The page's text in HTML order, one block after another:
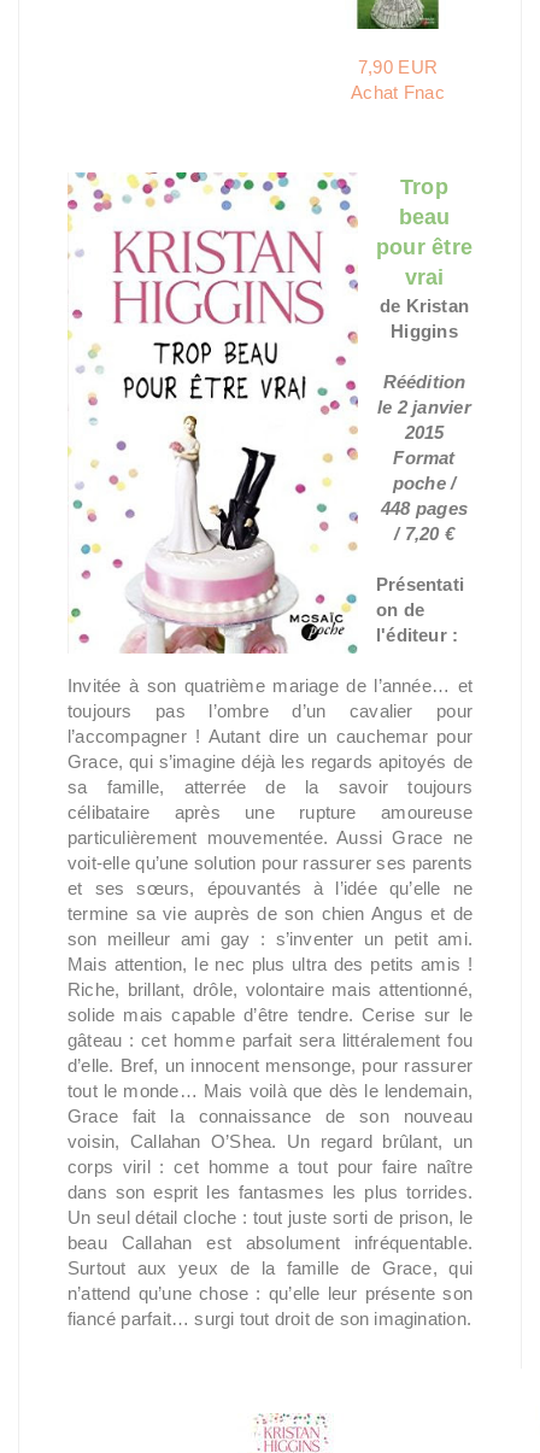
7,90 EUR
Achat Fnac
Trop
beau
pour être
vrai
de Kristan
Higgins
Réédition
le 2 janvier
2015
Format
poche /
448 pages
/ 7,20 €
Présentati
on de
l'éditeur :
Invitée à son quatrième mariage de l’année… et
toujours pas l’ombre d’un cavalier pour
l’accompagner ! Autant dire un cauchemar pour
Grace, qui s’imagine déjà les regards apitoyés de
sa famille, atterrée de la savoir toujours
célibataire après une rupture amoureuse
particulièrement mouvementée. Aussi Grace ne
voit-elle qu’une solution pour rassurer ses parents
et ses sœurs, épouvantés à l’idée qu’elle ne
termine sa vie auprès de son chien Angus et de
son meilleur ami gay : s’inventer un petit ami.
Mais attention, le nec plus ultra des petits amis !
Riche, brillant, drôle, volontaire mais attentionné,
solide mais capable d’être tendre. Cerise sur le
gâteau : cet homme parfait sera littéralement fou
d’elle. Bref, un innocent mensonge, pour rassurer
tout le monde… Mais voilà que dès le lendemain,
Grace fait la connaissance de son nouveau
voisin, Callahan O’Shea. Un regard brûlant, un
corps viril : cet homme a tout pour faire naître
dans son esprit les fantasmes les plus torrides.
Un seul détail cloche : tout juste sorti de prison, le
beau Callahan est absolument infréquentable.
Surtout aux yeux de la famille de Grace, qui
n’attend qu’une chose : qu’elle leur présente son
fiancé parfait… surgi tout droit de son imagination.